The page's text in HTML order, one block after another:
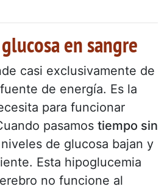
en sangre
casi exclusivamente de
de energía. Es la
para funcionar
pasamos tiempo sin
de glucosa bajan y
Esta hipoglucemia
no funcione al